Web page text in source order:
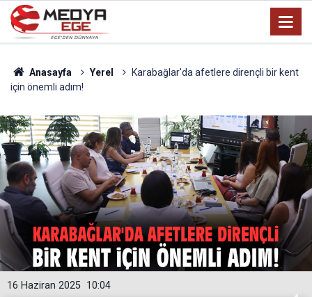
Anasayfa Yerel
Karabağlar'da afetlere dirençli bir kent
için önemli adım!
10:04
16 Haziran 2025